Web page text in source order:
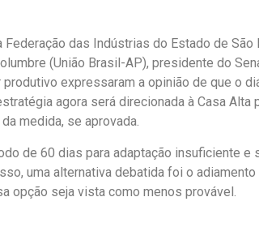
das Indústrias do Estado de São
(União Brasil-AP), presidente do
expressaram a opinião de que o
agora será direcionada à Casa Alta
medida, se aprovada.
de 60 dias para adaptação insuficiente e
uma alternativa debatida foi o
opção seja vista como menos provável.